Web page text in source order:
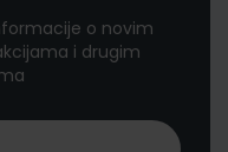
o novim
i drugim